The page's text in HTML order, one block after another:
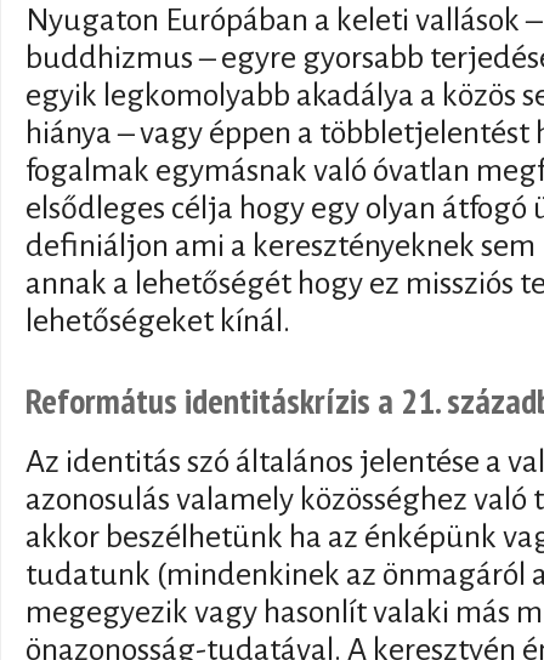
Nyugaton Európában a keleti vallások
buddhizmus – egyre gyorsabb
egyik legkomolyabb akadálya a közös
hiánya – vagy éppen a többletjelentést
fogalmak egymásnak való óvatlan
elsődleges célja hogy egy olyan átfogó
definiáljon ami a keresztényeknek
annak a lehetőségét hogy ez missziós
lehetőségeket kínál.
Református identitáskrízis a 21.
Az identitás szó általános jelentése a
azonosulás valamely közösséghez való
akkor beszélhetünk ha az énképünk
tudatunk (mindenkinek az önmagáról
megegyezik vagy hasonlít valaki más
önazonosság-tudatával. A keresztyén